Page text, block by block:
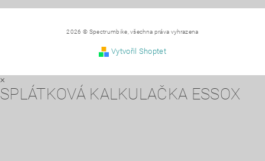
2026 © Spectrumbike, všechna práva vyhrazena
Vytvořil Shoptet
×
SPLÁTKOVÁ KALKULAČKA ESSOX